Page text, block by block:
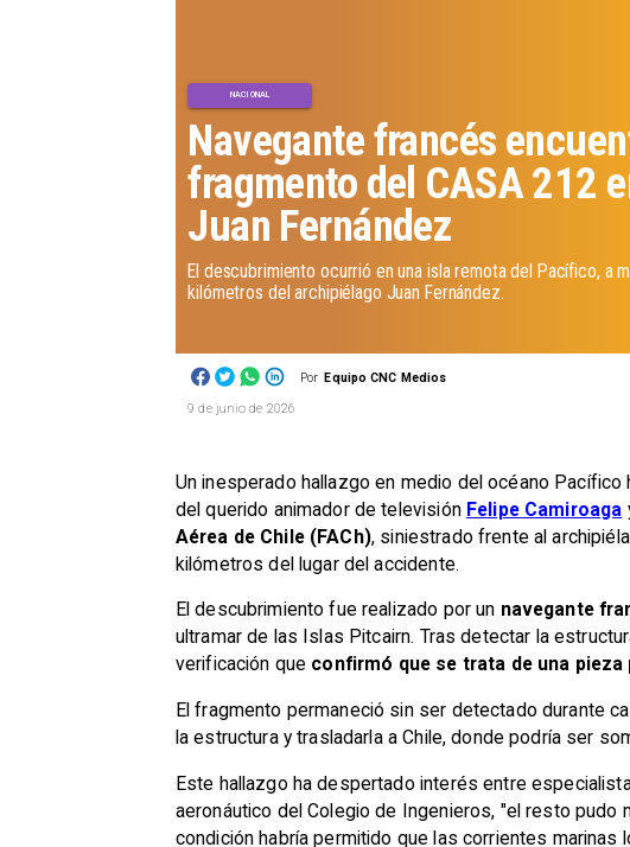
Por Equipo CNC Medios
Navegante francés
fragmento del CASA 212
Juan Fernández
NACIONAL
El descubrimiento ocurrió en una isla remota del Pacífico, a
kilómetros del archipiélago Juan Fernández.
9 de junio de 2026
Un inesperado hallazgo en medio del océano
del querido animador de televisión Felipe Camiroaga
Aérea de Chile (FACh), siniestrado frente al
kilómetros del lugar del accidente.
El descubrimiento fue realizado por un navegante
ultramar de las Islas Pitcairn. Tras detectar la
verificación que confirmó que se trata de una
El fragmento permaneció sin ser detectado durante
la estructura y trasladarla a Chile, donde podría ser
Este hallazgo ha despertado interés entre
aeronáutico del Colegio de Ingenieros, "el resto pudo
condición habría permitido que las corrientes marinas